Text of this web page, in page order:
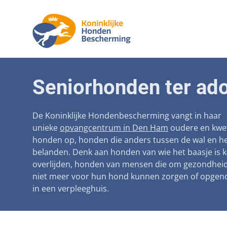
Verplichte
Seniorhonden ter
De Koninklijke Hondenbescherming vangt in haar
unieke opvangcentrum in Den Ham oudere en
honden op, honden die anders tussen de wal en
belanden. Denk aan honden van wie het baasje is
overlijden, honden van mensen die om
niet meer voor hun hond kunnen zorgen of
in een verpleeghuis.